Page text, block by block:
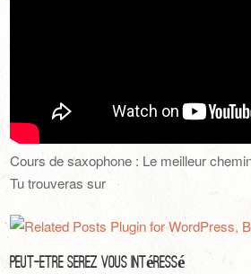
Cours de saxophone : Le meilleur
Tu trouveras sur
Peut-Être Serez Vous Intéressé